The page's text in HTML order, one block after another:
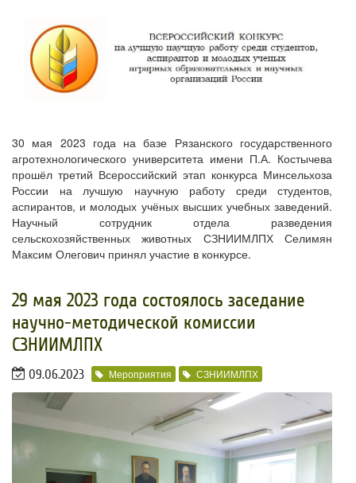
30 мая 2023 года на базе Рязанского государственного
агротехнологического университета имени П.А. Костычева
прошёл третий Всероссийский этап конкурса Минсельхоза
России на лучшую научную работу среди студентов,
аспирантов, и молодых учёных высших учебных заведений.
Научный сотрудник отдела разведения
сельскохозяйственных животных СЗНИИМЛПХ Селимян
Максим Олегович принял участие в конкурсе.
​29 мая 2023 года состоялось заседание
научно-методической комиссии
СЗНИИМЛПХ
09.06.2023 Мероприятия СЗНИИМЛПХ